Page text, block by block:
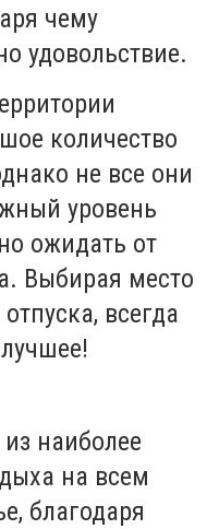
чему
удовольствие.
количество
не все они
уровень
ожидать от
Выбирая место
всегда
наиболее
на всем
благодаря